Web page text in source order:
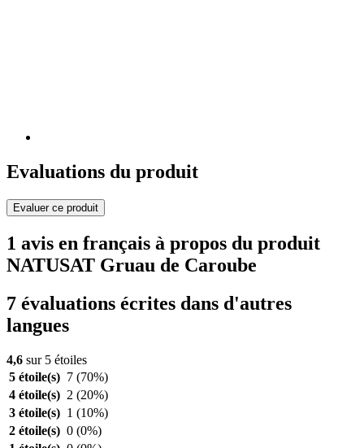
Evaluations du produit
Evaluer ce produit
1 avis en français à propos du produit
NATUSAT Gruau de Caroube
7 évaluations écrites dans d'autres
langues
4,6 sur 5 étoiles
5 étoile(s) 7 (70%)
4 étoile(s) 2 (20%)
3 étoile(s) 1 (10%)
2 étoile(s) 0 (0%)